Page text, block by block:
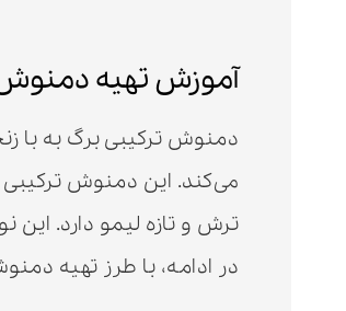
آموزش تهیه
دمنوش ترکیبی برگ به با
می‌کند. این دمنوش
ترش و تازه لیمو دارد.
در ادامه، با طرز تهیه